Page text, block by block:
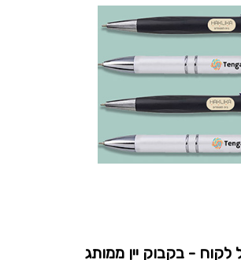
לקוח - בקבוק יין ממותג